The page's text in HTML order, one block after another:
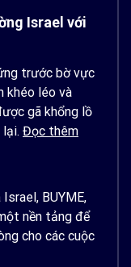
Israel với
trước bờ vực
khéo léo và
gã khổng lồ
Đọc thêm
BUYME,
nền tảng để
cho các cuộc